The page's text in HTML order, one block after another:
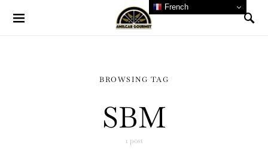
BROWSING TAG
SBM
1 post
French